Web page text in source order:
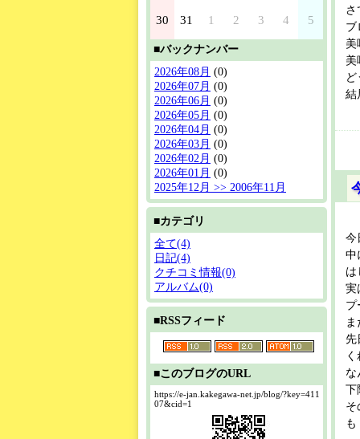
30 31 1 2 3 4 5
■バックナンバー
2026年08月 (0)
2026年07月 (0)
2026年06月 (0)
2026年05月 (0)
2026年04月 (0)
2026年03月 (0)
2026年02月 (0)
2026年01月 (0)
2025年12月 >> 2006年11月
■カテゴリ
全て(4)
日記(4)
クチコミ情報(0)
アルバム(0)
■RSSフィード
■このブログのURL
https://e-jan.kakegawa-net.jp/blog/?key=411
07&cid=1
さ
ブ
美
美
結
今
中
は
実
プ
先
な
下
そ
も